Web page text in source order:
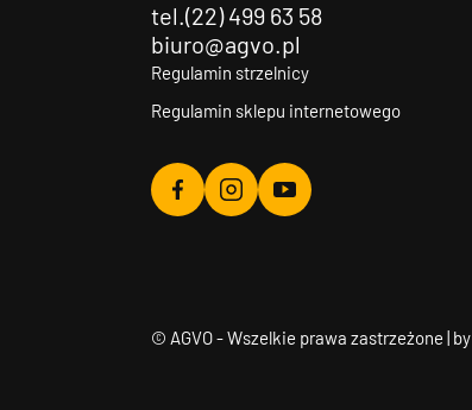
tel.(22) 499 63 58
biuro@agvo.pl
Regulamin strzelnicy
Regulamin sklepu internetowego
Agvo
Agvo
Agvo
© AGVO - Wszelkie prawa zastrzeżone | by